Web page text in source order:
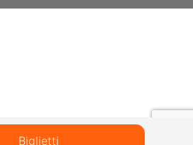
Biglietti